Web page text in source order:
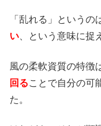
「乱れる」というの
い、という意味に捉
風の柔軟資質の特徴
回ることで自分の可
た。